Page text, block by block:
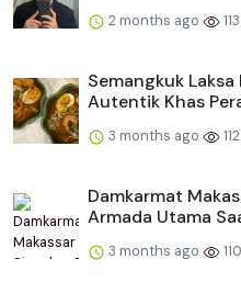
2 months ago 113
Semangkuk
Autentik Khas
3 months ago 112
Damkarmat
Armada Utama
3 months ago 110